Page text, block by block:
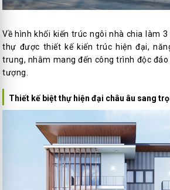
Về hình khối kiến trúc ngôi nhà chia làm
thự được thiết kế kiến trúc hiện đại,
trung, nhằm mang đến công trình độc
tượng.
Thiết kế biệt thự hiện đại châu âu sang